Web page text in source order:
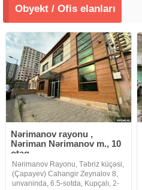
Obyekt / Ofis elanları
Nərimanov rayonu ,
Nəriman Nərimanov m., 10
otaq
Nərimanov Rayonu, Təbriz küçəsi,
(Çapayev) Cahangir Zeynalov 8,
unvaninda, 6.5-sotda, Kupçalı, 2-